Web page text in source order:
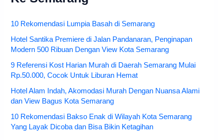
10 Rekomendasi Lumpia Basah di Semarang
Hotel Santika Premiere di Jalan Pandanaran, Penginapan
Modern 500 Ribuan Dengan View Kota Semarang
9 Referensi Kost Harian Murah di Daerah Semarang Mulai
Rp.50.000, Cocok Untuk Liburan Hemat
Hotel Alam Indah, Akomodasi Murah Dengan Nuansa Alami
dan View Bagus Kota Semarang
10 Rekomendasi Bakso Enak di Wilayah Kota Semarang
Yang Layak Dicoba dan Bisa Bikin Ketagihan